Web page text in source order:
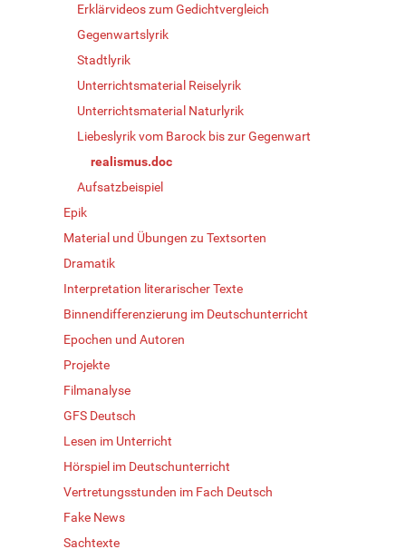
Erklärvideos zum Gedichtvergleich
Gegenwartslyrik
Stadtlyrik
Unterrichtsmaterial Reiselyrik
Unterrichtsmaterial Naturlyrik
Liebeslyrik vom Barock bis zur Gegenwart
realismus.doc
Aufsatzbeispiel
Epik
Material und Übungen zu Textsorten
Dramatik
Interpretation literarischer Texte
Binnendifferenzierung im Deutschunterricht
Epochen und Autoren
Projekte
Filmanalyse
GFS Deutsch
Lesen im Unterricht
Hörspiel im Deutschunterricht
Vertretungsstunden im Fach Deutsch
Fake News
Sachtexte